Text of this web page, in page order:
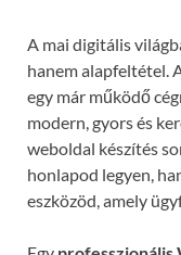
A mai digitális
hanem alapfeltétel.
egy már működő
modern, gyors és
weboldal készítés
honlapod legyen,
eszközöd, amely